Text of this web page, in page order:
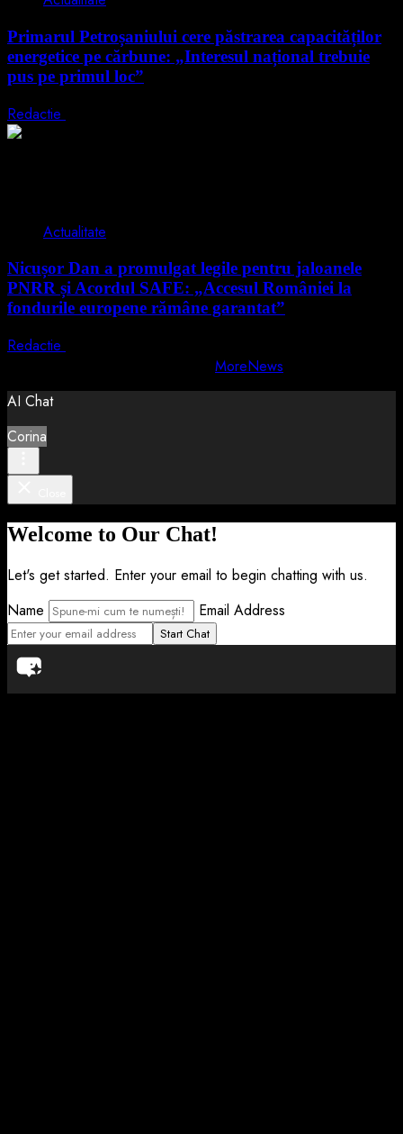
Primarul Petroșaniului cere păstrarea capacităților
energetice pe cărbune: „Interesul național trebuie
pus pe primul loc”
Redactie
Actualitate
Nicușor Dan a promulgat legile pentru jaloanele
PNRR și Acordul SAFE: „Accesul României la
fondurile europene rămâne garantat”
Redactie
MoreNews
AI Chat
Corina
Welcome to Our Chat!
Let's get started. Enter your email to begin chatting with us.
Name
Email Address
Start Chat